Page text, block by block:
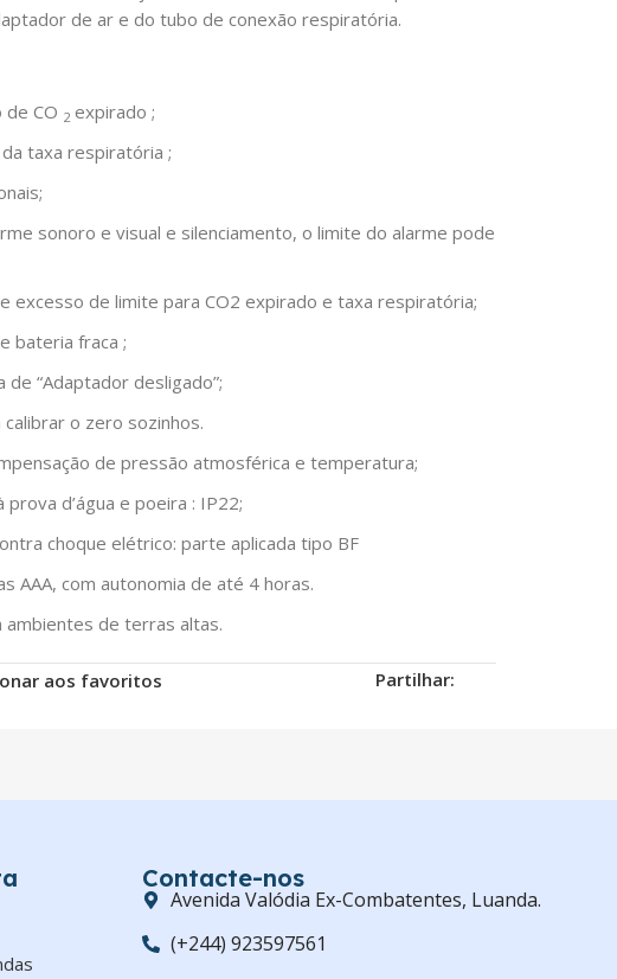
de ar e do tubo de conexão respiratória.
de CO 2 expirado ;
taxa respiratória ;
sonoro e visual e silenciamento, o limite do alarme pode
excesso de limite para CO2 expirado e taxa respiratória;
bateria fraca ;
de “Adaptador desligado”;
o zero sozinhos.
de pressão atmosférica e temperatura;
d’água e poeira : IP22;
choque elétrico: parte aplicada tipo BF
AAA, com autonomia de até 4 horas.
ambientes de terras altas.
aos favoritos Partilhar:
Contacte-nos
Avenida Valódia Ex-Combatentes, Luanda.
(+244) 923597561